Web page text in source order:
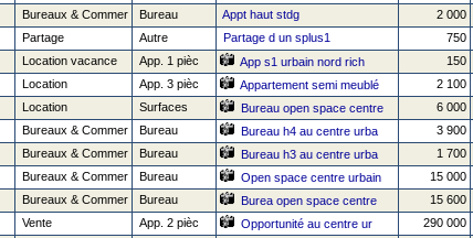
Bureaux & Commer Bureau Appt haut stdg 2 000
Partage Autre Partage d un splus1 750
Location vacance App. 1 pièc App s1 urbain nord rich 150
Location App. 3 pièc Appartement semi meublé 2 100
Location Surfaces Bureau open space centre 6 000
Bureaux & Commer Bureau Bureau h4 au centre urba 3 900
Bureaux & Commer Bureau Bureau h3 au centre urba 1 700
Bureaux & Commer Bureau Open space centre urbain 15 000
Bureaux & Commer Bureau Burea open space centre 15 600
Vente App. 2 pièc Opportunité au centre ur 290 000